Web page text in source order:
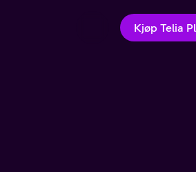
Kjøp Telia